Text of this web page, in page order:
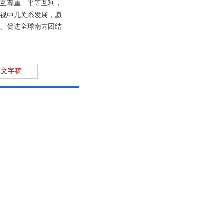
尊重、平等互利，
中几关系发展，愿
促进全球南方团结
字稿